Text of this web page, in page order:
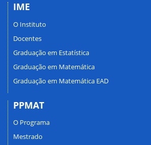
IME
O Instituto
Docentes
Graduação em Estatística
Graduação em Matemática
Graduação em Matemática EAD
PPMAT
O Programa
Mestrado